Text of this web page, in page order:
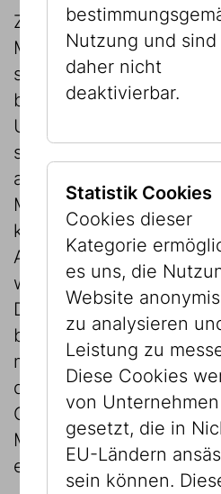
Zu den vorrangigen
Museum Wien gehören
schadensvorbeugende
bestandserhaltende
Umbetten von Grafiken
säurehaltigen Kartons
auf
Materialien und die
klimatischen
Ausstellungsräumen
werden alle
Dafür muss der Zustand
beurteilt, Passepartouts,
manchmal auch Stützen
dreidimensionale
Objekte, die als
Museum verschickt
ebenfalls
Nutzung und sind
daher nicht
deaktivierbar.
Statistik Cookies
Cookies dieser
Kategorie
es uns, die
Website
zu analysieren
Leistung zu
Diese Cookies
von Unternehmen
gesetzt, die in
EU-Ländern
sein können.